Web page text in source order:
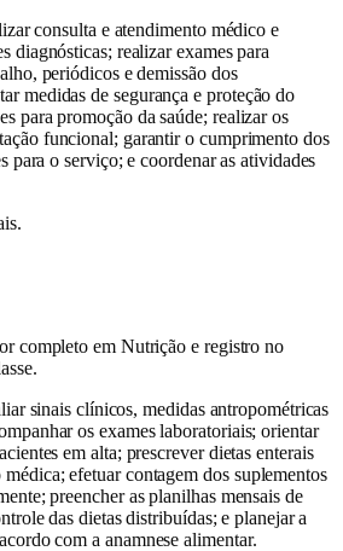
consulta e atendimento médico e
diagnósticas; realizar exames para
periódicos e demissão dos
medidas de segurança e proteção do
para promoção da saúde; realizar os
funcional; garantir o cumprimento dos
para o serviço; e coordenar as atividades
completo em Nutrição e registro no
sinais clínicos, medidas antropométricas
os exames laboratoriais; orientar
em alta; prescrever dietas enterais
efetuar contagem dos suplementos
preencher as planilhas mensais de
das dietas distribuídas; e planejar a
com a anamnese alimentar.